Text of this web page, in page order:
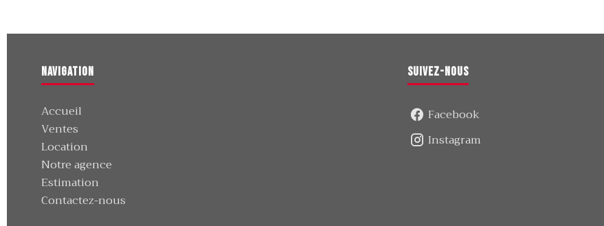
Navigation
Accueil
Ventes
Location
Notre agence
Estimation
Contactez-nous
Suivez-nous
Facebook
Instagram